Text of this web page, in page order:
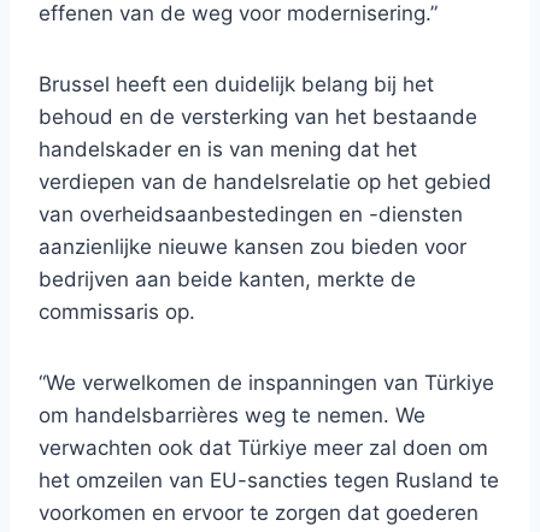
effenen van de weg voor modernisering.”
Brussel heeft een duidelijk belang bij het
behoud en de versterking van het bestaande
handelskader en is van mening dat het
verdiepen van de handelsrelatie op het gebied
van overheidsaanbestedingen en -diensten
aanzienlijke nieuwe kansen zou bieden voor
bedrijven aan beide kanten, merkte de
commissaris op.
“We verwelkomen de inspanningen van Türkiye
om handelsbarrières weg te nemen. We
verwachten ook dat Türkiye meer zal doen om
het omzeilen van EU-sancties tegen Rusland te
voorkomen en ervoor te zorgen dat goederen